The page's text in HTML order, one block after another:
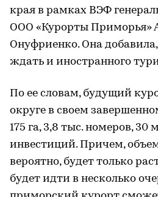
края в рамках ВЭФ
ООО «Курорты Приморья»
Онуфриенко. Она
ждать и иностранного
По ее словам, будущий
округе в своем
175 га, 3,8 тыс. номеров, 30
инвестиций. Причем,
вероятно, будет только
будет идти в несколько